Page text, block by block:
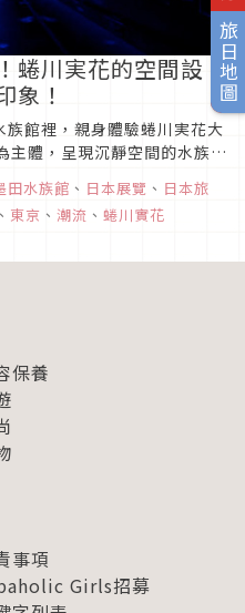
旅日地圖
蜷川実花的空間設
象！
館裡，親身體驗蜷川実花大
主體，呈現沉靜空間的水族
間變成可以感受到熱情活力的
田水族館 、 日本展覽 、 日本旅
、 東京 、 潮流 、 蜷川實花
保養
事項
Girls招募